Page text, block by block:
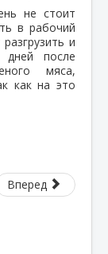
не стоит
в рабочий
и
дней после
мяса,
как на это
Вперед